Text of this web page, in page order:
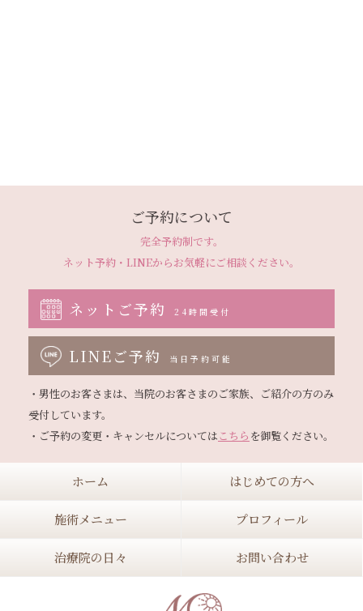
ご予約について
完全予約制です。
ネット予約・LINEからお気軽にご相談ください。
ネットご予約 24時間受付
LINEご予約 当日予約可能
・男性のお客さまは、当院のお客さまのご家族、ご紹介の方のみ
受付しています。
・ご予約の変更・キャンセルについてはこちら
ホーム はじめての方へ
施術メニュー プロフィール
治療院の日々 お問い合わせ